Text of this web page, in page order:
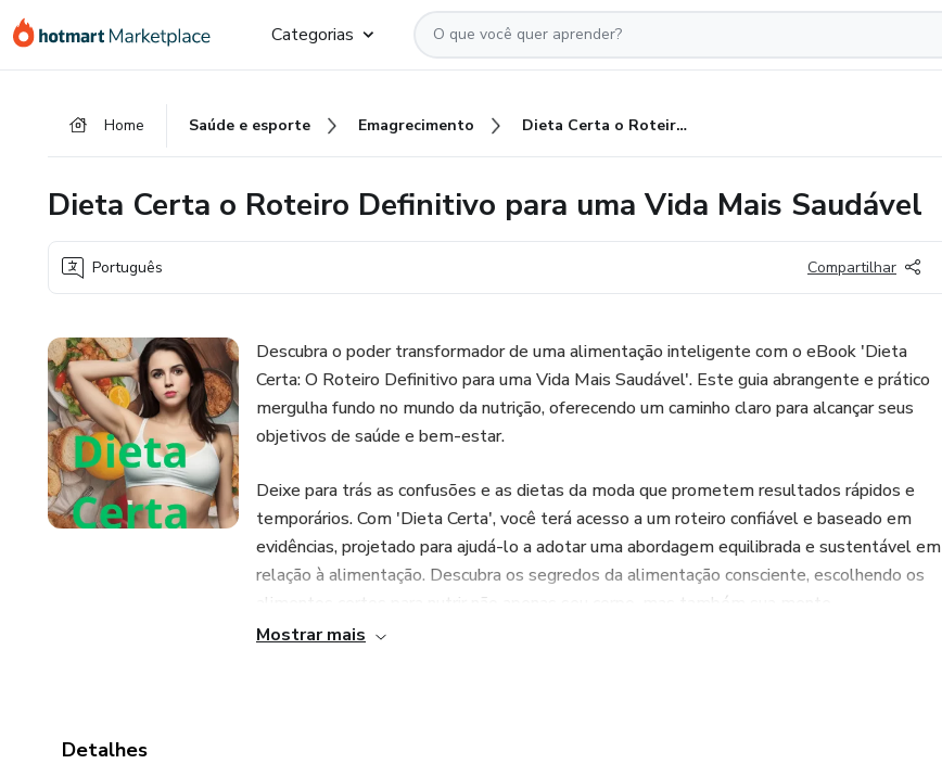
para
para
para
Categorias
Home Saúde e esporte Emagrecimento Dieta Certa o Roteiro Definitivo para uma Vida Mais Saudável
Dieta Certa o Roteiro Definitivo para uma Vida Mais Saudável
Português Compartilhar
Descubra o poder transformador de uma alimentação inteligente com o eBook 'Dieta
Certa: O Roteiro Definitivo para uma Vida Mais Saudável'. Este guia abrangente e prático
mergulha fundo no mundo da nutrição, oferecendo um caminho claro para alcançar seus
objetivos de saúde e bem-estar.
Deixe para trás as confusões e as dietas da moda que prometem resultados rápidos e
temporários. Com 'Dieta Certa', você terá acesso a um roteiro confiável e baseado em
evidências, projetado para ajudá-lo a adotar uma abordagem equilibrada e sustentável em
relação à alimentação. Descubra os segredos da alimentação consciente, escolhendo os
alimentos certos para nutrir não apenas seu corpo, mas também sua mente.
Mostrar mais
Detalhes